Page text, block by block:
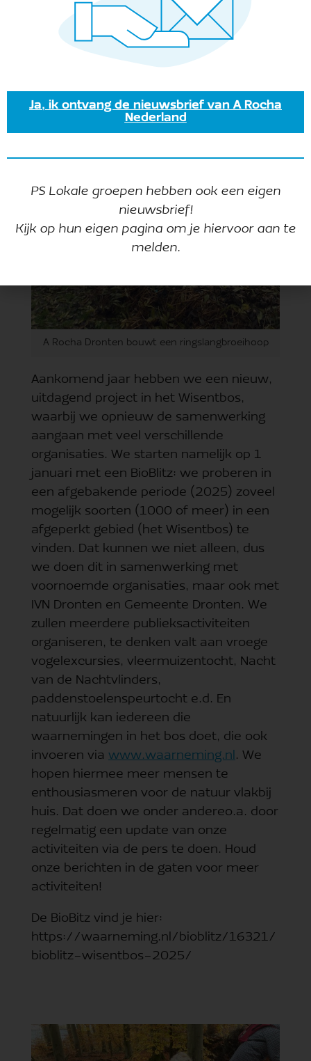
A Rocha Dronten bouwt een ringslangbroeihoop
Aankomend jaar hebben we een nieuw,
uitdagend project in het Wisentbos,
waarbij we opnieuw de samenwerking
aangaan met veel verschillende
organisaties. We starten namelijk op 1
januari met een BioBlitz: we proberen in
een afgebakende periode (2025) zoveel
mogelijk soorten (1000 of meer) in een
afgeperkt gebied (het Wisentbos) te
vinden. Dat kunnen we niet alleen, dus
we doen dit in samenwerking met
voornoemde organisaties, maar ook met
IVN Dronten en Gemeente Dronten. We
zullen meerdere publieksactiviteiten
organiseren, te denken valt aan vroege
vogelexcursies, vleermuizentocht, Nacht
van de Nachtvlinders,
paddenstoelenspeurtocht e.d. En
natuurlijk kan iedereen die
waarnemingen in het bos doet, die ook
invoeren via www.waarneming.nl. We
hopen hiermee meer mensen te
enthousiasmeren voor de natuur vlakbij
huis. Dat doen we onder andereo.a. door
regelmatig een update van onze
activiteiten via de pers te doen. Houd
onze berichten in de gaten voor meer
activiteiten!
De BioBitz vind je hier:
https://waarneming.nl/bioblitz/16321/
bioblitz-wisentbos-2025/
Ja, ik ontvang de nieuwsbrief van A Rocha
Nederland
PS Lokale groepen hebben ook een eigen
nieuwsbrief!
Kijk op hun eigen pagina om je hiervoor aan te
melden.